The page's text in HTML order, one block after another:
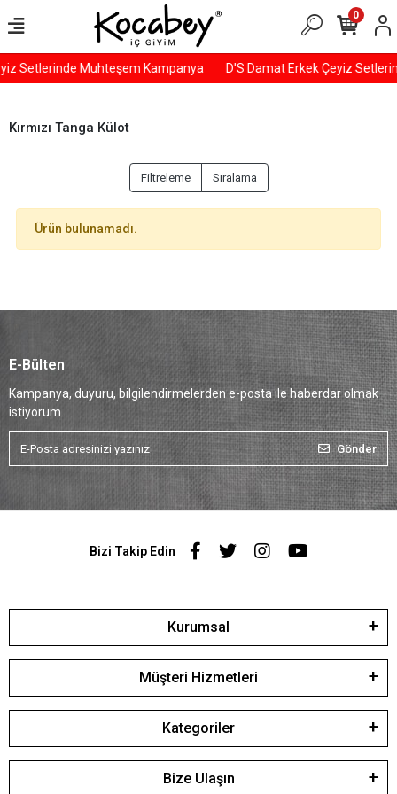
Setlerinde Muhteşem Kampanya D'S Damat Erkek Çeyiz
0
Kırmızı Tanga Külot
Filtreleme Sıralama
Ürün bulunamadı.
E-Bülten
Kampanya, duyuru, bilgilendirmelerden e-posta ile haberdar olmak
istiyorum.
Gönder
Bizi Takip Edin
Kurumsal
Müşteri Hizmetleri
Kategoriler
Bize Ulaşın